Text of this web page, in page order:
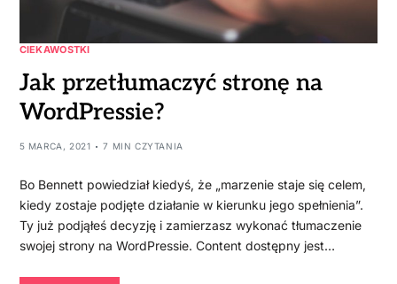
CIEKAWOSTKI
Jak przetłumaczyć stronę na
WordPressie?
5 MARCA, 2021 7 MIN CZYTANIA
Bo Bennett powiedział kiedyś, że „marzenie staje się celem,
kiedy zostaje podjęte działanie w kierunku jego spełnienia”.
Ty już podjąłeś decyzję i zamierzasz wykonać tłumaczenie
swojej strony na WordPressie. Content dostępny jest…